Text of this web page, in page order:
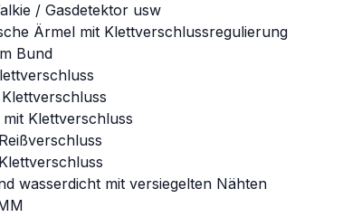
/ Gasdetektor usw
Ärmel mit Klettverschlussregulierung
Bund
Klettverschluss
wasserdicht mit versiegelten Nähten